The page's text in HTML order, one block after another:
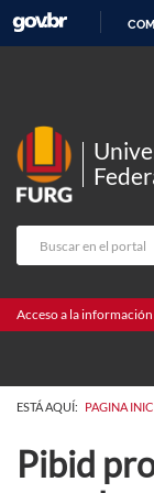
Acceso a la información
ESTÁ AQUÍ: PAGINA
Pibid